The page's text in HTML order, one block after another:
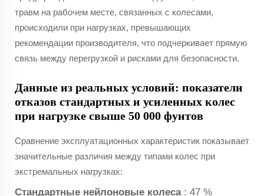
травм на рабочем месте, связанных с колесами,
происходили при нагрузках, превышающих
рекомендации производителя, что подчеркивает прямую
связь между перегрузкой и рисками для безопасности.
Данные из реальных условий: показатели
отказов стандартных и усиленных колес
при нагрузке свыше 50 000 фунтов
Сравнение эксплуатационных характеристик показывает
значительные различия между типами колес при
экстремальных нагрузках:
Стандартные нейлоновые колеса : 47 %